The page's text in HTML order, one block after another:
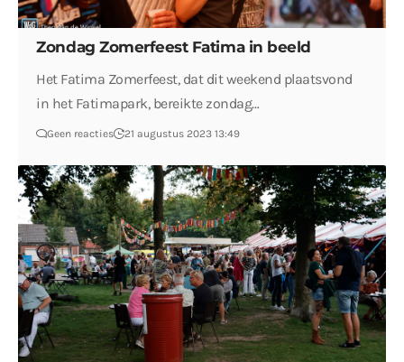
Zondag Zomerfeest Fatima in beeld
Het Fatima Zomerfeest, dat dit weekend plaatsvond
in het Fatimapark, bereikte zondag…
Geen reacties 21 augustus 2023 13:49